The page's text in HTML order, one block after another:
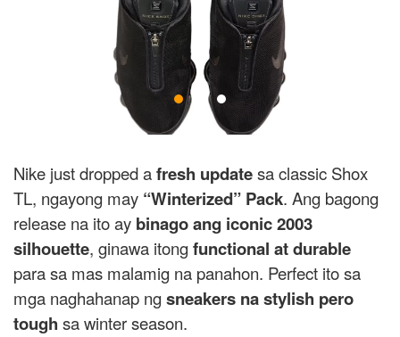
Nike just dropped afresh updatesa classic Shox
TL, ngayong may “Winterized” Pack. Ang bagong
release na ito ay binago ang iconic 2003
silhouette, ginawa itongfunctional at durable
para sa mas malamig na panahon. Perfect ito sa
mga naghahanap ngsneakers na stylish pero
tough sa winter season.